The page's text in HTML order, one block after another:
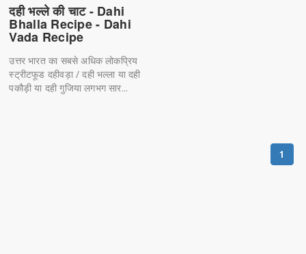
दही भल्ले की चाट - Dahi
Bhalla Recipe - Dahi
Vada Recipe
उत्तर भारत का सबसे अधिक लोकप्रिय
स्ट्रीटफूड दहीवड़ा / दही भल्ला या दही
पकौड़ी या दही गुजिया लगभग सार...
1